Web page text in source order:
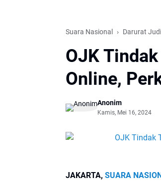
Suara Nasional Darurat
OJK
Online,
Anonim
Kamis, Mei 16, 2024
JAKARTA, SUARA